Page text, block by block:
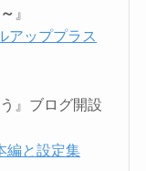
』
アッププラス
』ブログ開設
編と設定集